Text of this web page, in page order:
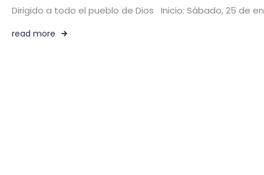
Dirigido a todo el pueblo de Dios Inicio: Sábado, 25 de
read more